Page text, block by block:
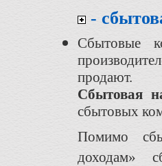
-
Сбытовые
продают.
Сбытовая
сбытовых
Помимо
доходам»